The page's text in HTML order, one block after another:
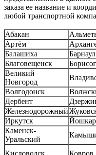
заказа ее название и
любой транспортной
Абакан
Артём
Балашиха
Барнаул
Благовещенск
Великий
Новгород
Волгодонск
Дербент
Железнодорожный
Иркутск
Каменск-
Уральский
Кисловодск Ковров